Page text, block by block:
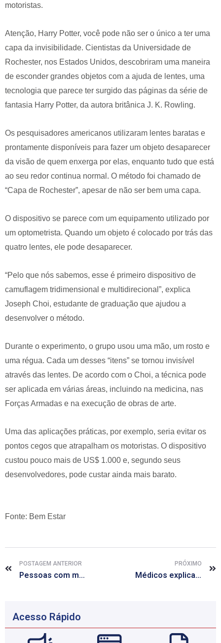
motoristas.
Atenção, Harry Potter, você pode não ser o único a ter uma
capa da invisibilidade. Cientistas da Universidade de
Rochester, nos Estados Unidos, descobriram uma maneira
de esconder grandes objetos com a ajuda de lentes, uma
tecnologia que parece ter surgido das páginas da série de
fantasia Harry Potter, da autora britânica J. K. Rowling.
Os pesquisadores americanos utilizaram lentes baratas e
prontamente disponíveis para fazer um objeto desaparecer
da visão de quem enxerga por elas, enquanto tudo que está
ao seu redor continua normal. O método foi chamado de
“Capa de Rochester”, apesar de não ser bem uma capa.
O dispositivo se parece com um equipamento utilizado por
um optometrista. Quando um objeto é colocado por trás das
quatro lentes, ele pode desaparecer.
“Pelo que nós sabemos, esse é primeiro dispositivo de
camuflagem tridimensional e multidirecional”, explica
Joseph Choi, estudante de graduação que ajudou a
desenvolver o método.
Durante o experimento, o grupo usou uma mão, um rosto e
uma régua. Cada um desses “itens” se tornou invisível
através das lentes. De acordo com o Choi, a técnica pode
ser aplicada em várias áreas, incluindo na medicina, nas
Forças Armadas e na execução de obras de arte.
Uma das aplicações práticas, por exemplo, seria evitar os
pontos cegos que atrapalham os motoristas. O dispositivo
custou pouco mais de US$ 1.000 e, segundo seus
desenvolvedores, pode custar ainda mais barato.
Fonte: Bem Estar
POSTAGEM ANTERIOR
Pessoas com maior risco cardíaco subestimam chance de problema
PRÓXIMO
Médicos explicam como funcionam os transplantes entre pessoas vivas
Acesso Rápido